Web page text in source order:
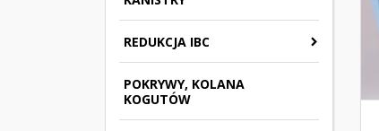
REDUKCJA IBC
POKRYWY, KOLANA
KOGUTÓW